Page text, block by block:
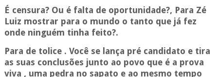
É censura? Ou é falta de oportunidade?, Para Zé
Luiz mostrar para o mundo o tanto que já fez
onde ninguém tinha feito?.
Para de tolice . Você se lança pré candidato e tira
as suas conclusões junto ao povo que é a prova
viva , uma pedra no sapato e ao mesmo tempo